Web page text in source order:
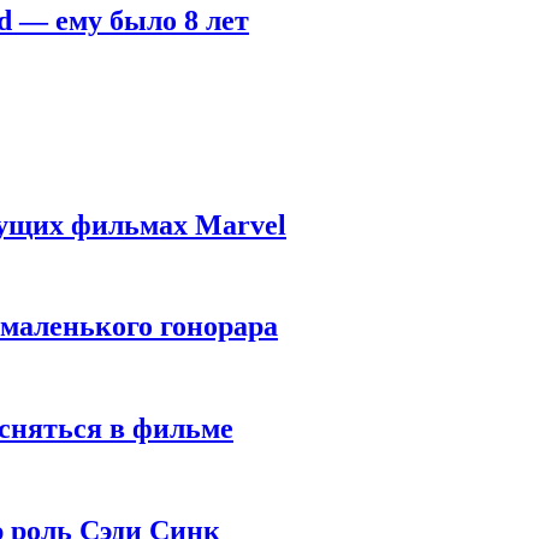
— ему было 8 лет
фильмах Marvel
гонорара
в фильме
роль Сэди Синк